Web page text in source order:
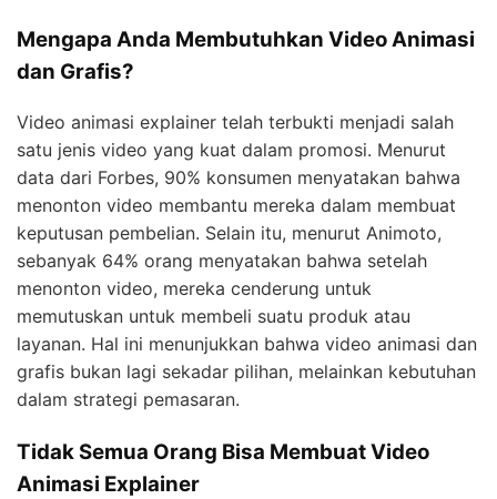
Mengapa Anda Membutuhkan Video Animasi
dan Grafis?
Video animasi explainer telah terbukti menjadi salah
satu jenis video yang kuat dalam promosi. Menurut
data dari Forbes, 90% konsumen menyatakan bahwa
menonton video membantu mereka dalam membuat
keputusan pembelian. Selain itu, menurut Animoto,
sebanyak 64% orang menyatakan bahwa setelah
menonton video, mereka cenderung untuk
memutuskan untuk membeli suatu produk atau
layanan. Hal ini menunjukkan bahwa video animasi dan
grafis bukan lagi sekadar pilihan, melainkan kebutuhan
dalam strategi pemasaran.
Tidak Semua Orang Bisa Membuat Video
Animasi Explainer